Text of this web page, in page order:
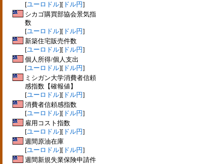
[ユーロドル][ ドル円]
シカゴ購買部協会景気指
数
[ユーロドル][ ドル円]
新築住宅販売件数
[ユーロドル][ ドル円]
個人所得/個人支出
[ユーロドル][ ドル円]
ミシガン大学消費者信頼
感指数【確報値】
[ユーロドル][ ドル円]
消費者信頼感指数
[ユーロドル][ ドル円]
雇用コスト指数
[ユーロドル][ ドル円]
週間原油在庫
[ユーロドル][ ドル円]
週間新規失業保険申請件